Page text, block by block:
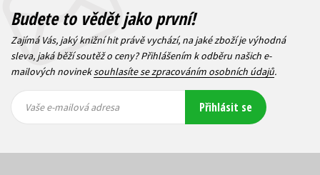
Budete to vědět jako první!
Zajímá Vás, jaký knižní hit právě vychází, na jaké zboží je výhodná
sleva, jaká běží soutěž o ceny? Přihlášením k odběru našich e-
mailových novineksouhlasíte se zpracováním osobních údajů.
mailová
mailová
Vaše e-mailová adresa Přihlásit se